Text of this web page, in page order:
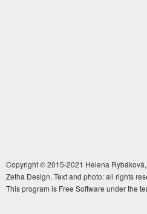
Copyright © 2015-2021 Helena
Zetha Design. Text and photo: all rights
This program is Free Software under the